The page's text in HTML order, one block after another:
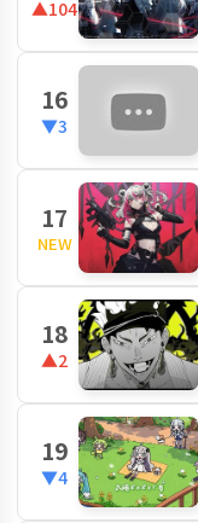
▲104
16
▼3
17
NEW
18
▲2
19
▼4